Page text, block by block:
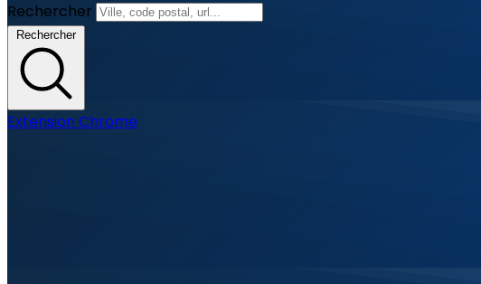
Rechercher
Rechercher
Extension Chrome